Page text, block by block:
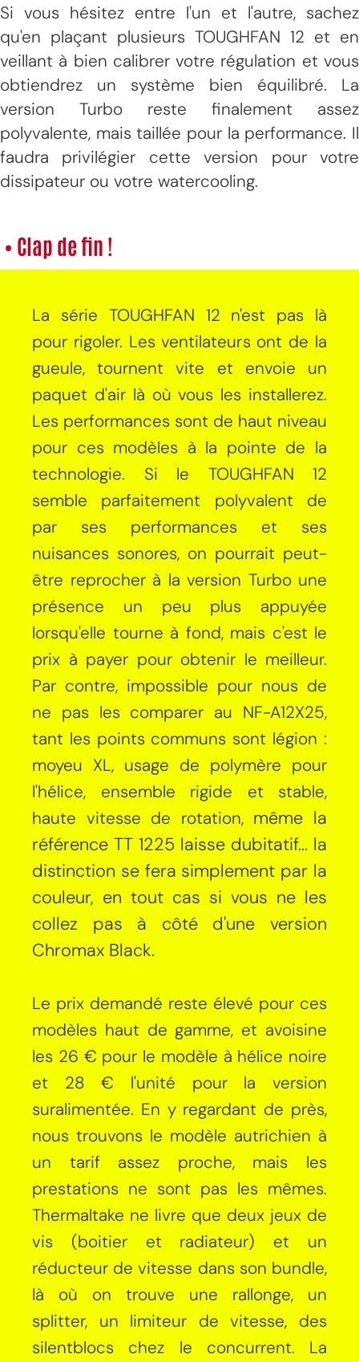
Si vous hésitez entre l'un et l'autre, sachez
qu'en plaçant plusieurs TOUGHFAN 12 et en
veillant à bien calibrer votre régulation et vous
obtiendrez un système bien équilibré. La
version Turbo reste finalement assez
polyvalente, mais taillée pour la performance. Il
faudra privilégier cette version pour votre
dissipateur ou votre watercooling.
• Clap de fin !
La série TOUGHFAN 12 n'est pas là
pour rigoler. Les ventilateurs ont de la
gueule, tournent vite et envoie un
paquet d'air là où vous les installerez.
Les performances sont de haut niveau
pour ces modèles à la pointe de la
technologie. Si le TOUGHFAN 12
semble parfaitement polyvalent de
par ses performances et ses
nuisances sonores, on pourrait peut-
être reprocher à la version Turbo une
présence un peu plus appuyée
lorsqu'elle tourne à fond, mais c'est le
prix à payer pour obtenir le meilleur.
Par contre, impossible pour nous de
ne pas les comparer au NF-A12X25,
tant les points communs sont légion :
moyeu XL, usage de polymère pour
l'hélice, ensemble rigide et stable,
haute vitesse de rotation, même la
référence TT 1225 laisse dubitatif... la
distinction se fera simplement par la
couleur, en tout cas si vous ne les
collez pas à côté d'une version
Chromax Black.
Le prix demandé reste élevé pour ces
modèles haut de gamme, et avoisine
les 26 € pour le modèle à hélice noire
et 28 € l'unité pour la version
suralimentée. En y regardant de près,
nous trouvons le modèle autrichien à
un tarif assez proche, mais les
prestations ne sont pas les mêmes.
Thermaltake ne livre que deux jeux de
vis (boitier et radiateur) et un
réducteur de vitesse dans son bundle,
là où on trouve une rallonge, un
splitter, un limiteur de vitesse, des
silentblocs chez le concurrent. La